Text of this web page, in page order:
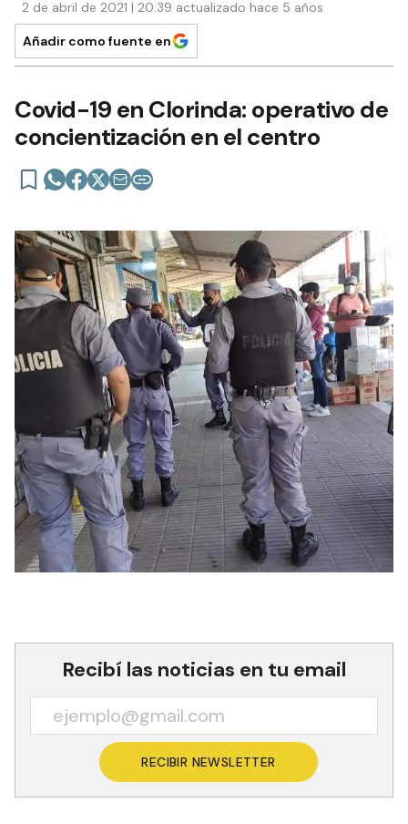
2 de abril de 2021 | 20:39 actualizado hace 5 años
Añadir como fuente en
Covid-19 en Clorinda: operativo de
concientización en el centro
Recibí las noticias en tu email
RECIBIR NEWSLETTER